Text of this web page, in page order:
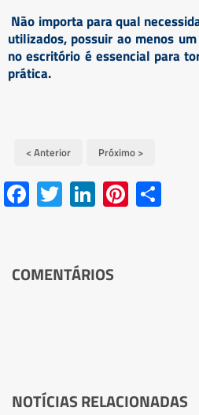
Não importa para qual
utilizados, possuir ao menos
no escritório é essencial para
prática.
< Anterior Próximo >
FacebookTwitter LinkedIn PinterestShare
COMENTÁRIOS
NOTÍCIAS RELACIONADAS